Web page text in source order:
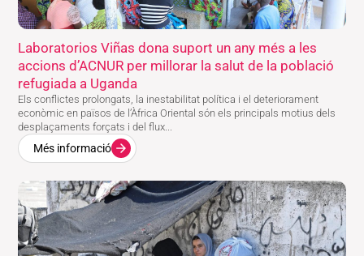
Laboratorios Viñas dona suport un any més a les
accions d’ACNUR per millorar la salut de la població
refugiada a Uganda
Els conflictes prolongats, la inestabilitat política i el deteriorament
econòmic en països de l’Àfrica Oriental són els principals motius dels
desplaçaments forçats i del flux...
Més informació